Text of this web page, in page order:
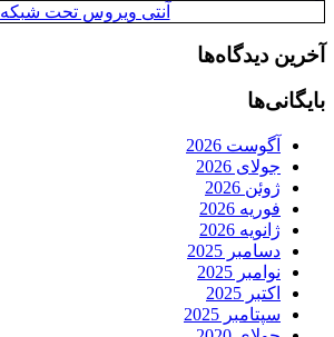
آنتی ویروس تحت شبکه
آخرین دیدگاه‌ها
بایگانی‌ها
آگوست 2026
جولای 2026
ژوئن 2026
فوریه 2026
ژانویه 2026
دسامبر 2025
نوامبر 2025
اکتبر 2025
سپتامبر 2025